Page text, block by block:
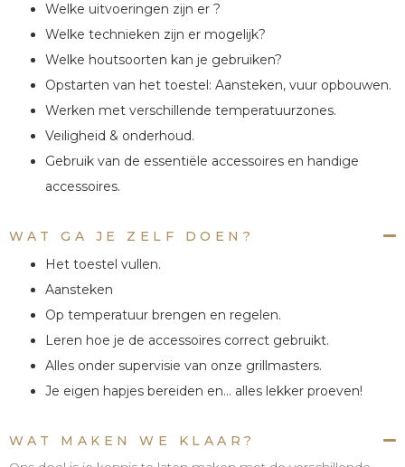
Welke uitvoeringen zijn er ?
Welke technieken zijn er mogelijk?
Welke houtsoorten kan je gebruiken?
Opstarten van het toestel: Aansteken, vuur opbouwen.
Werken met verschillende temperatuurzones.
Veiligheid & onderhoud.
Gebruik van de essentiële accessoires en handige
accessoires.
WAT GA JE ZELF DOEN?
Het toestel vullen.
Aansteken
Op temperatuur brengen en regelen.
Leren hoe je de accessoires correct gebruikt.
Alles onder supervisie van onze grillmasters.
Je eigen hapjes bereiden en… alles lekker proeven!
WAT MAKEN WE KLAAR?